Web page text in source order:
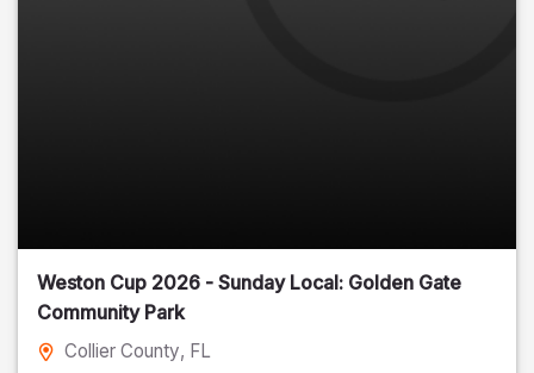
Weston Cup 2026 - Sunday Local: Golden Gate
Community Park
Collier County, FL